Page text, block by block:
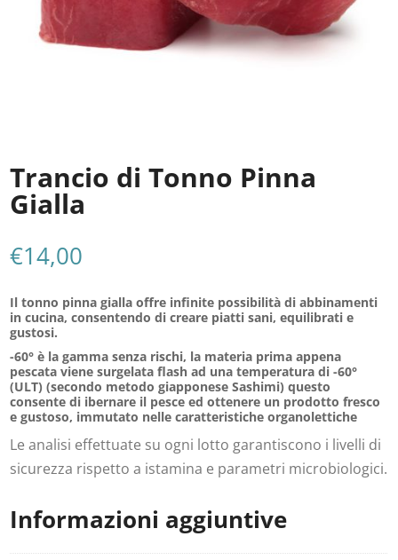
Trancio di Tonno Pinna
Gialla
€14,00
Il tonno pinna gialla offre infinite possibilità di abbinamenti
in cucina, consentendo di creare piatti sani, equilibrati e
gustosi.
-60° è la gamma senza rischi, la materia prima appena
pescata viene surgelata flash ad una temperatura di -60°
(ULT) (secondo metodo giapponese Sashimi) questo
consente di ibernare il pesce ed ottenere un prodotto fresco
e gustoso, immutato nelle caratteristiche organolettiche
Le analisi effettuate su ogni lotto garantiscono i livelli di
sicurezza rispetto a istamina e parametri microbiologici.
Informazioni aggiuntive